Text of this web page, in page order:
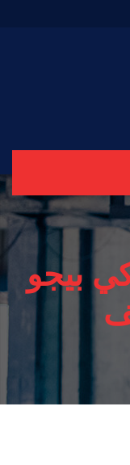
بيجو